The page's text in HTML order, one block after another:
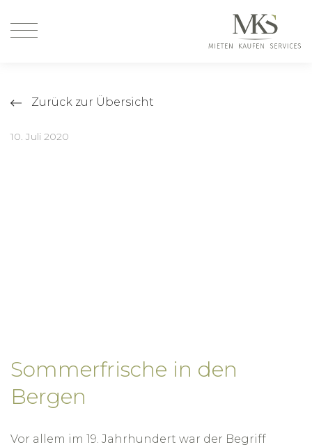
Zurück zur Übersicht
10. Juli 2020
Sommerfrische in den
Bergen
Vor allem im 19. Jahrhundert war der Begriff